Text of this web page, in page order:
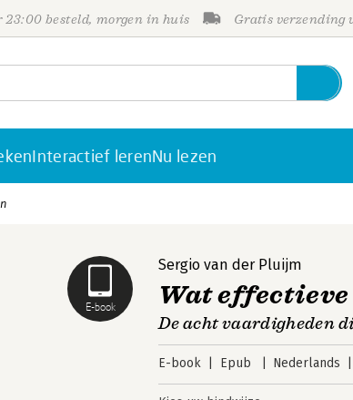
23:00 besteld, morgen in huis Gratis verzending
Interactief lerenNu lezen
E-book
Sergio van der Pluijm
Wat effectieve
De acht vaardigheden
E-book Epub Nederlands